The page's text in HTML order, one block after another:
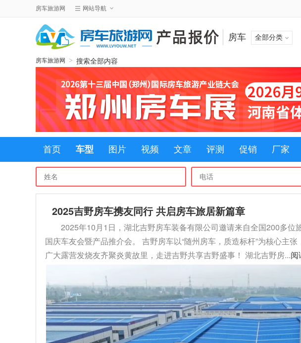
房车旅游网 网站导航
房车 全部分类
房车旅游网 > 搜索全部内容
首页 车型 图片 视频 文章 评测 促销 厂家
2025吉野房车携友同行 共启房车旅居新篇章
2025年10月1日，湖北吉野房车装备有限公司邀请来自全国200多位
国庆车友会暨产品推介会。 吉野房车以“随州房车，质造标杆”为核心主
广大露营发烧友齐聚炎黄故里，走进吉野共享吉野盛事！ 湖北吉野房...阅